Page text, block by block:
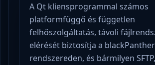
A Qt kliensprogrammal számos
platformfüggő és független
felhőszolgáltatás, távoli
elérését biztosítja a
rendszereden, és bármilyen